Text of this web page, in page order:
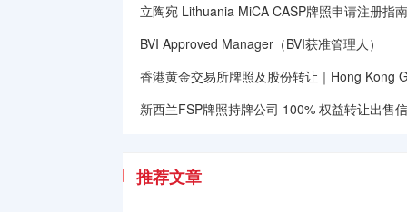
立陶宛 Lithuania MiCA CASP牌照申请注册指南
BVI Approved Manager（BVI获准管理人）
香港黄金交易所牌照及股份转让｜Hong Kong
新西兰FSP牌照持牌公司 100% 权益转让出售
推荐文章